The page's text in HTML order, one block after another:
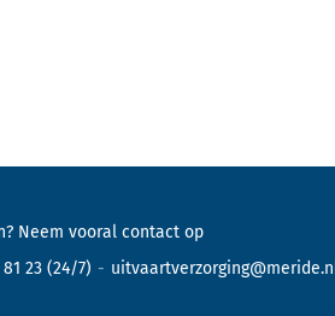
Neem vooral contact op
23 (24/7)